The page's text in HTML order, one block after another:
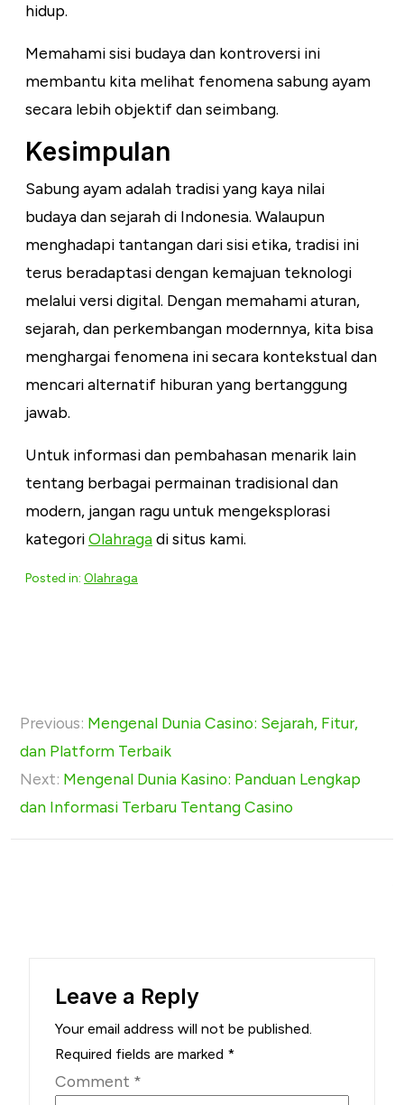
hidup.
Memahami sisi budaya dan kontroversi ini
membantu kita melihat fenomena sabung ayam
secara lebih objektif dan seimbang.
Kesimpulan
Sabung ayam adalah tradisi yang kaya nilai
budaya dan sejarah di Indonesia. Walaupun
menghadapi tantangan dari sisi etika, tradisi ini
terus beradaptasi dengan kemajuan teknologi
melalui versi digital. Dengan memahami aturan,
sejarah, dan perkembangan modernnya, kita bisa
menghargai fenomena ini secara kontekstual dan
mencari alternatif hiburan yang bertanggung
jawab.
Untuk informasi dan pembahasan menarik lain
tentang berbagai permainan tradisional dan
modern, jangan ragu untuk mengeksplorasi
kategoriOlahragadi situs kami.
Posted in: Olahraga
o
s
Previous: Mengenal Dunia Casino: Sejarah, Fitur,
dan Platform Terbaik
Next: Mengenal Dunia Kasino: Panduan Lengkap
dan Informasi Terbaru Tentang Casino
Leave a Reply
Your email address will not be published.
Required fields are marked *
Comment *